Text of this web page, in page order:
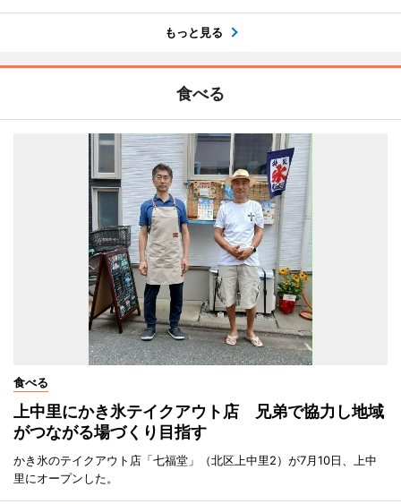
もっと見る
食べる
食べる
上中里にかき氷テイクアウト店 兄弟で協力し地域
がつながる場づくり目指す
かき氷のテイクアウト店「七福堂」（北区上中里2）が7月10日、上中
里にオープンした。